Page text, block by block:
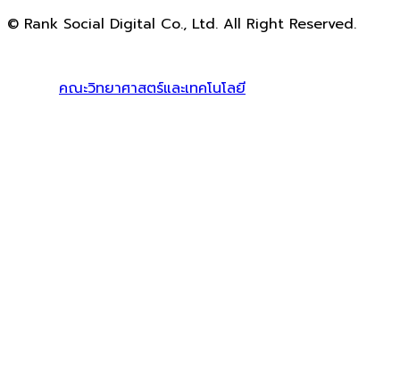
© Rank Social Digital Co., Ltd. All Right Reserved.
คณะวิทยาศาสตร์และเทคโนโลยี